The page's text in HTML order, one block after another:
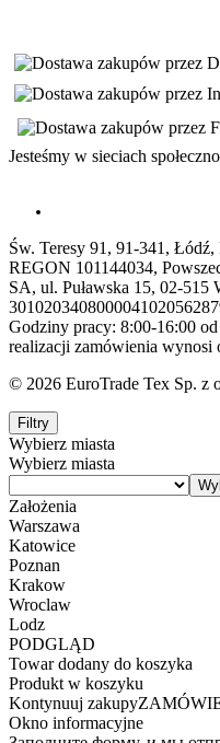
Jesteśmy w sieciach
Św. Teresy 91, 91-341,
REGON 101144034,
SA, ul. Puławska 15, 02-515
Godziny pracy: 8:00-16:00
realizacji zamówienia wynosi
© 2026 EuroTrade Tex Sp. z
Filtry
Wybierz miasta
Wybierz miasta
Założenia
Warszawa
Katowice
Poznan
Krakow
Wroclaw
Lodz
PODGLĄD
Towar dodany do koszyka
Produkt w koszyku
Kontynuuj zakupy
Okno informacyjne